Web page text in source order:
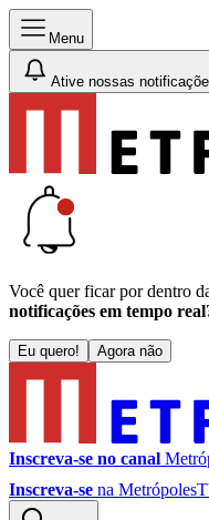
Menu
Ative nossas
Você quer ficar por dentro
notificações em tempo
Eu quero! Agora não
Inscreva-se no canal
Inscreva-se na